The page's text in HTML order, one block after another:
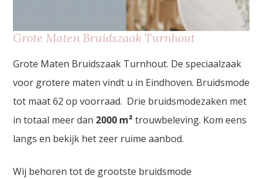
Grote Maten Bruidszaak Turnhout
Grote Maten Bruidszaak Turnhout. De speciaalzaak
voor grotere maten vindt u in Eindhoven. Bruidsmode
tot maat 62 op voorraad. Drie bruidsmodezaken met
in totaal meer dan 2000 m²trouwbeleving. Kom eens
langs en bekijk het zeer ruime aanbod.
Wij behoren tot de grootste bruidsmode